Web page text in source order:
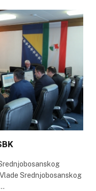
Srednjobosanskog